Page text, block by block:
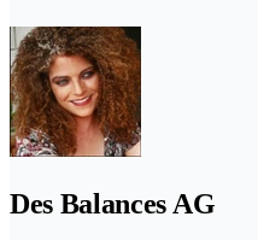
Des Balances AG